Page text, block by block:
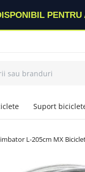
PENTRU
Suport
L-205cm MX